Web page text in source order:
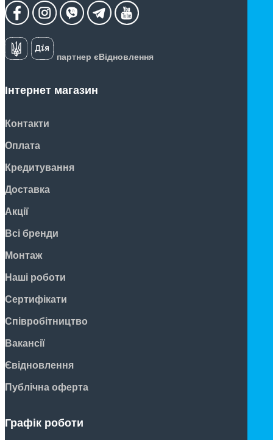
партнер єВідновлення
Інтернет магазин
Контакти
Оплата
Кредитування
Доставка
Акції
Всі бренди
Монтаж
Наші роботи
Сертифікати
Співробітництво
Вакансії
Євідновлення
Публічна оферта
Графік роботи